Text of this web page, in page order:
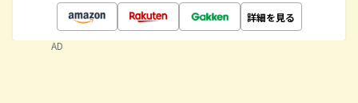
詳細を見る
AD